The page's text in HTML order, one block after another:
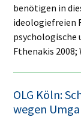
benötigen in
ideologiefreien
psychologische
Fthenakis 2008;
OLG Köln:
wegen